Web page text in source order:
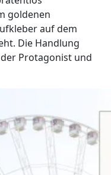
goldenen
auf dem
Die Handlung
Protagonist und